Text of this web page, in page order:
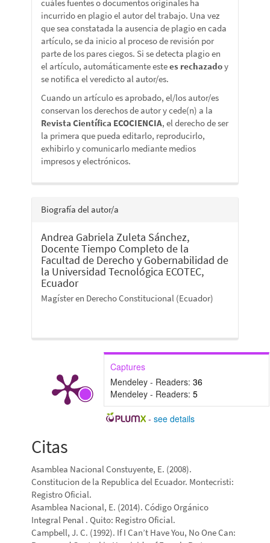
cuáles fuentes o documentos originales ha
incurrido en plagio el autor del trabajo. Una vez
que sea constatada la ausencia de plagio en cada
artículo, se da inicio al proceso de revisión por
parte de los pares ciegos. Si se detecta plagio en
el artículo, automáticamente estees rechazadoy
se notifica el veredicto al autor/es.
Cuando un artículo es aprobado, el/los autor/es
conservan los derechos de autor y cede(n) a la
Revista Científica ECOCIENCIA, el derecho de ser
la primera que pueda editarlo, reproducirlo,
exhibirlo y comunicarlo mediante medios
impresos y electrónicos.
Biografía del autor/a
Andrea Gabriela Zuleta Sánchez,
Docente Tiempo Completo de la
Facultad de Derecho y Gobernabilidad de
la Universidad Tecnológica ECOTEC,
Ecuador
Magíster en Derecho Constitucional (Ecuador)
Captures
Mendeley - Readers:36
Mendeley - Readers:5
-see details
Citas
Asamblea Nacional Constuyente, E. (2008).
Constitucion de la Republica del Ecuador. Montecristi:
Registro Oficial.
Asamblea Nacional, E. (2014). Código Orgánico
Integral Penal . Quito: Registro Oficial.
Campbell, J. C. (1992). If I Can’t Have You, No One Can: